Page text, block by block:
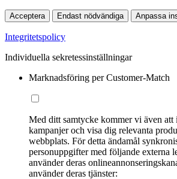
Acceptera Endast nödvändiga Anpassa
Integritetspolicy
Individuella sekretessinställningar
Marknadsföring per Customer-Match
Med ditt samtycke kommer vi även
kampanjer och visa dig relevanta
webbplats. För detta ändamål
personuppgifter med följande externa
använder deras
använder deras tjänster: